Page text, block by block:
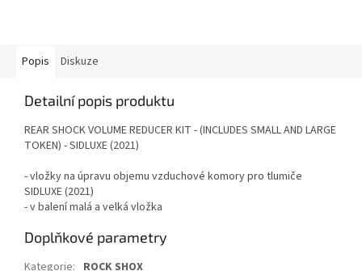
Popis Diskuze
Detailní popis produktu
REAR SHOCK VOLUME REDUCER KIT - (INCLUDES SMALL AND LARGE
TOKEN) - SIDLUXE (2021)
- vložky na úpravu objemu vzduchové komory pro tlumiče
SIDLUXE (2021)
- v balení malá a velká vložka
Doplňkové parametry
Kategorie: ROCK SHOX